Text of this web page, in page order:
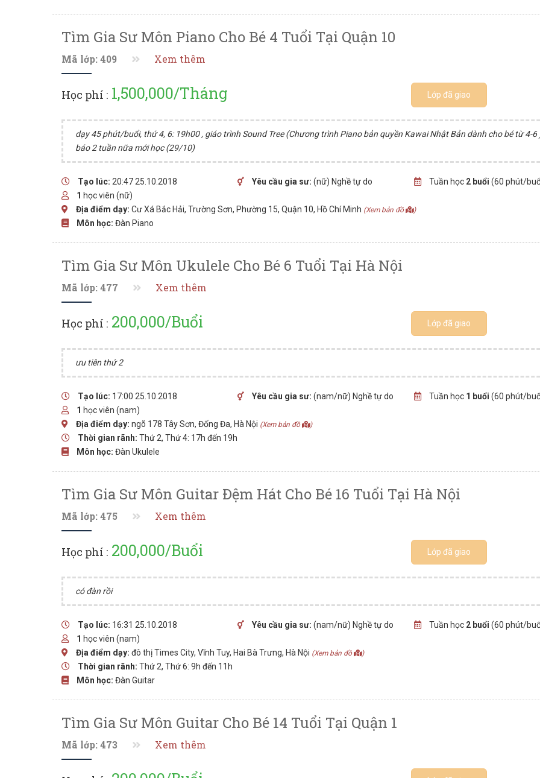
Tìm Gia Sư Môn Piano Cho Bé 4 Tuổi Tại Quận 10
Mã lớp: 409 Xem thêm
Học phí : 1,500,000/Tháng Lớp đã giao
dạy 45 phút/buổi, thứ 4, 6: 19h00 , giáo trình Sound Tree (Chương trình Piano bản quyền Kawai Nhật Bản dành cho bé từ 4-6
báo 2 tuần nữa mới học (29/10)
Tạo lúc: 20:47 25.10.2018 Yêu cầu gia sư: (nữ) Nghề tự do Tuần học 2 buổi (60 phút/
1 học viên (nữ)
Địa điểm dạy: Cư Xá Bắc Hải, Trường Sơn, Phường 15, Quận 10, Hồ Chí Minh (Xem bản đồ )
Môn học: Đàn Piano
Tìm Gia Sư Môn Ukulele Cho Bé 6 Tuổi Tại Hà Nội
Mã lớp: 477 Xem thêm
Học phí : 200,000/Buổi Lớp đã giao
ưu tiên thứ 2
Tạo lúc: 17:00 25.10.2018 Yêu cầu gia sư: (nam/nữ) Nghề tự do Tuần học 1 buổi (60 phút/
1 học viên (nam)
Địa điểm dạy: ngõ 178 Tây Sơn, Đống Đa, Hà Nội (Xem bản đồ )
Thời gian rãnh: Thứ 2, Thứ 4: 17h đến 19h
Môn học: Đàn Ukulele
Tìm Gia Sư Môn Guitar Đệm Hát Cho Bé 16 Tuổi Tại Hà Nội
Mã lớp: 475 Xem thêm
Học phí : 200,000/Buổi Lớp đã giao
có đàn rồi
Tạo lúc: 16:31 25.10.2018 Yêu cầu gia sư: (nam/nữ) Nghề tự do Tuần học 2 buổi (60 phút/
1 học viên (nam)
Địa điểm dạy: đô thị Times City, Vĩnh Tuy, Hai Bà Trưng, Hà Nội (Xem bản đồ )
Thời gian rãnh: Thứ 2, Thứ 6: 9h đến 11h
Môn học: Đàn Guitar
Tìm Gia Sư Môn Guitar Cho Bé 14 Tuổi Tại Quận 1
Mã lớp: 473 Xem thêm